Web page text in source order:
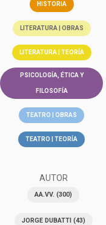
HISTORIA
LITERATURA | OBRAS
LITERATURA | TEORÍA
PSICOLOGÍA, ÉTICA Y
FILOSOFÍA
TEATRO | OBRAS
TEATRO | TEORÍA
AUTOR
AA.VV. (300)
JORGE DUBATTI(43)